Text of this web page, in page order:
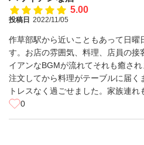
5.00
投稿日 2022/11/05
作草部駅から近いこともあって日曜
す。お店の雰囲気、料理、店員の接
イアンなBGMが流れてそれも癒され
注文してから料理がテーブルに届く
トレスなく過ごせました。家族連れ
0